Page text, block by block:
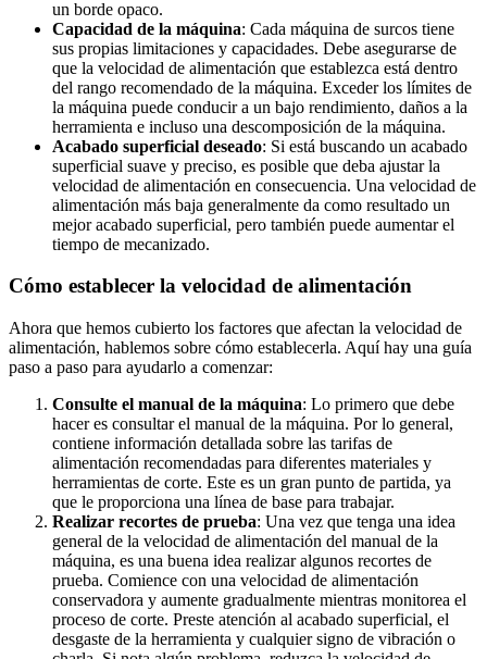
un borde opaco.
Capacidad de la máquina: Cada máquina de surcos tiene
sus propias limitaciones y capacidades. Debe asegurarse de
que la velocidad de alimentación que establezca está dentro
del rango recomendado de la máquina. Exceder los límites de
la máquina puede conducir a un bajo rendimiento, daños a la
herramienta e incluso una descomposición de la máquina.
Acabado superficial deseado: Si está buscando un acabado
superficial suave y preciso, es posible que deba ajustar la
velocidad de alimentación en consecuencia. Una velocidad de
alimentación más baja generalmente da como resultado un
mejor acabado superficial, pero también puede aumentar el
tiempo de mecanizado.
Cómo establecer la velocidad de alimentación
Ahora que hemos cubierto los factores que afectan la velocidad de
alimentación, hablemos sobre cómo establecerla. Aquí hay una guía
paso a paso para ayudarlo a comenzar:
Consulte el manual de la máquina: Lo primero que debe
hacer es consultar el manual de la máquina. Por lo general,
contiene información detallada sobre las tarifas de
alimentación recomendadas para diferentes materiales y
herramientas de corte. Este es un gran punto de partida, ya
que le proporciona una línea de base para trabajar.
Realizar recortes de prueba: Una vez que tenga una idea
general de la velocidad de alimentación del manual de la
máquina, es una buena idea realizar algunos recortes de
prueba. Comience con una velocidad de alimentación
conservadora y aumente gradualmente mientras monitorea el
proceso de corte. Preste atención al acabado superficial, el
desgaste de la herramienta y cualquier signo de vibración o